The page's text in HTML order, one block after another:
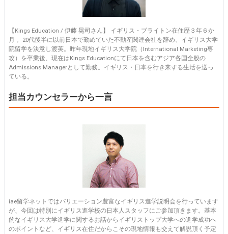
【Kings Education / 伊藤 晃司さん】 イギリス・ブライトン在住歴３年６か
月 。20代後半に以前日本で勤めていた不動産関連会社を辞め、イギリス大学
院留学を決意し渡英。昨年現地イギリス大学院（International Marketing専
攻）を卒業後、現在はKings Educationにて日本を含むアジア各国全般の
Admissions Managerとして勤務。イギリス・日本を行き来する生活を送っ
ている。
担当カウンセラーから一言
iae留学ネットではバリエーション豊富なイギリス進学説明会を行っています
が、今回は特別にイギリス進学校の日本人スタッフにご参加頂きます。基本
的なイギリス大学進学に関するお話からイギリストップ大学への進学成功へ
のポイントなど、イギリス在住だからこその現地情報も交えて解説頂く予定